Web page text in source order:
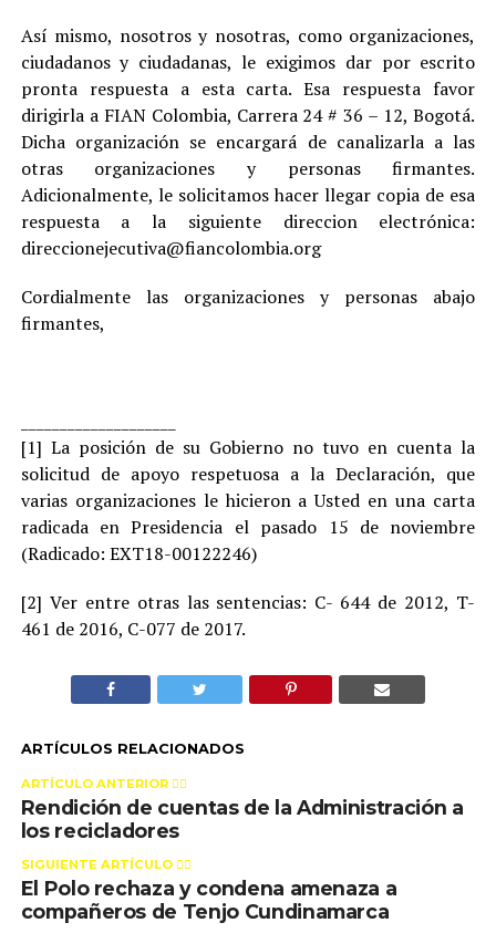
Así mismo, nosotros y nosotras, como organizaciones,
ciudadanos y ciudadanas, le exigimos dar por escrito
pronta respuesta a esta carta. Esa respuesta favor
dirigirla a FIAN Colombia, Carrera 24 # 36 – 12, Bogotá.
Dicha organización se encargará de canalizarla a las
otras organizaciones y personas firmantes.
Adicionalmente, le solicitamos hacer llegar copia de esa
respuesta a la siguiente direccion electrónica:
direccionejecutiva@fiancolombia.org
Cordialmente las organizaciones y personas abajo
firmantes,
[1] La posición de su Gobierno no tuvo en cuenta la
solicitud de apoyo respetuosa a la Declaración, que
varias organizaciones le hicieron a Usted en una carta
radicada en Presidencia el pasado 15 de noviembre
(Radicado: EXT18-00122246)
[2] Ver entre otras las sentencias: C- 644 de 2012, T-
461 de 2016, C-077 de 2017.
ARTÍCULOS RELACIONADOS
ARTÍCULO ANTERIOR 👉🏻
Rendición de cuentas de la Administración a
los recicladores
SIGUIENTE ARTÍCULO 👈🏻
El Polo rechaza y condena amenaza a
compañeros de Tenjo Cundinamarca